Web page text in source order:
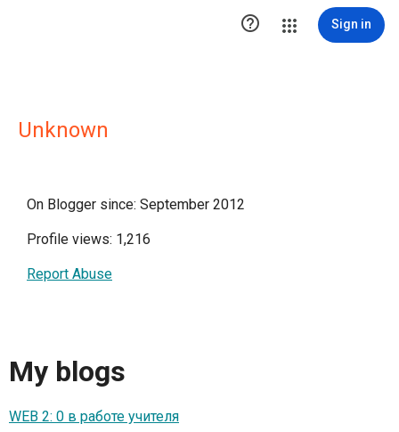
 Sign in
Unknown
On Blogger since: September 2012
Profile views: 1,216
Report Abuse
My blogs
WEB 2: 0 в работе учителя